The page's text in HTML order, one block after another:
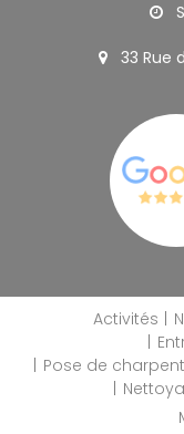
33 Rue
Activités
Pose de